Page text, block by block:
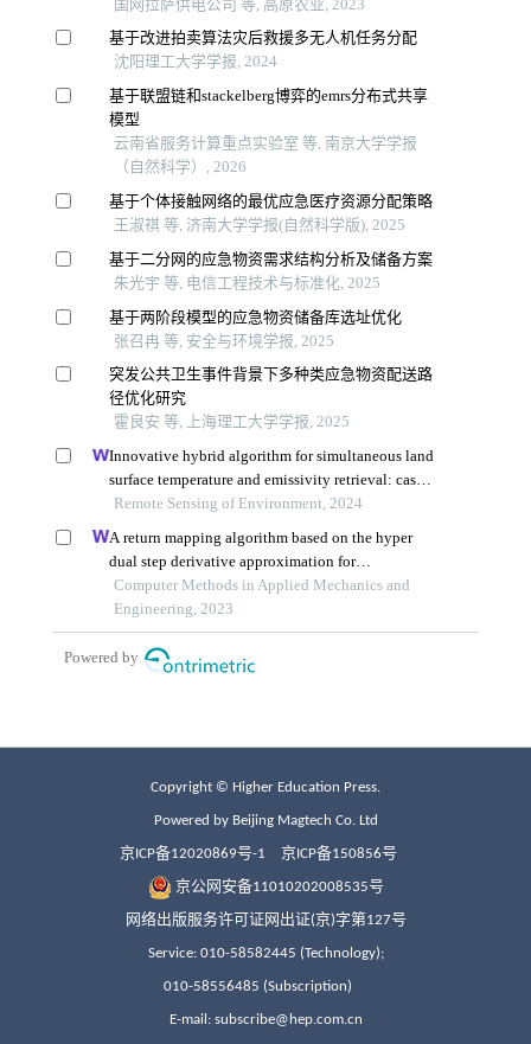
Copyright © Higher Education Press.
Powered by Beijing Magtech Co. Ltd
京ICP备12020869号-1 京ICP备150856号
京公网安备11010202008535号
网络出版服务许可证网出证(京)字第127号
Service: 010-58582445 (Technology);
010-58556485 (Subscription)
E-mail: subscribe@hep.com.cn